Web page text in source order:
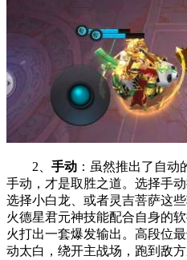
2、 手动 ：虽然推出了自
手动，才是取胜之道。选择手
选择小白龙、或者灵吉菩萨这
火德星君元神技能配合自身的
火打出一套爆发输出。高段位
动太白，绕开主战场，跑到敌